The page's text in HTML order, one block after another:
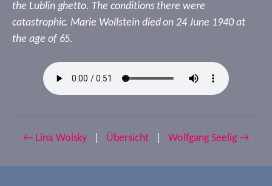
the Lublin ghetto. The conditions there were
catastrophic. Marie Wollstein died on 24 June 1940 at
the age of 65.
← Lina Wolsky Übersicht Wolfgang Seelig →